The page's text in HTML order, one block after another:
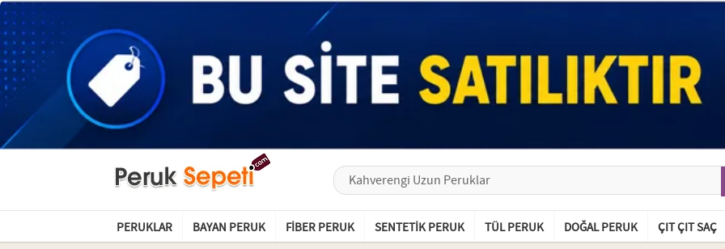
PERUKLAR BAYAN PERUK FIBER PERUK SENTETIK PERUK TÜL PERUK DOĞAL PERUK ÇIT ÇIT SAÇ